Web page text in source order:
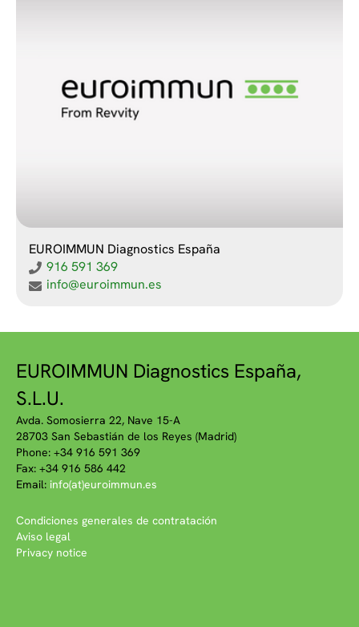
EUROIMMUN Diagnostics España
916 591 369
info@euroimmun.es
EUROIMMUN Diagnostics España,
S.L.U.
Avda. Somosierra 22, Nave 15-A
28703 San Sebastián de los Reyes (Madrid)
Phone: +34 916 591 369
Fax: +34 916 586 442
Email: info(at)euroimmun.es
Condiciones generales de contratación
Aviso legal
Privacy notice